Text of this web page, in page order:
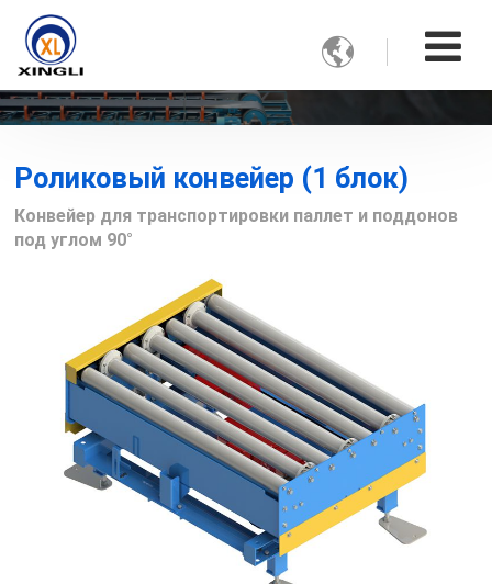

Роликовый конвейер (1 блок)
Конвейер для транспортировки паллет и поддонов
под углом 90°